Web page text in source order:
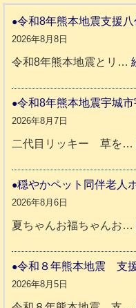
令和8年熊本地震支援
2026年8月8日
令和8年熊本地震とリ…
令和8年熊本地震宇城
2026年8月7日
二代目リッキー 草を…
穏やかペット同伴老人
2026年8月6日
夏ちゃんお福ちゃんお…
令和８年熊本地震 支
2026年8月5日